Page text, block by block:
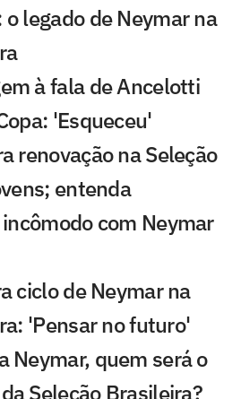
legado de Neymar na
à fala de Ancelotti
'Esqueceu'
renovação na Seleção
entenda
com Neymar
ciclo de Neymar na
'Pensar no futuro'
Neymar, quem será o
Seleção Brasileira?